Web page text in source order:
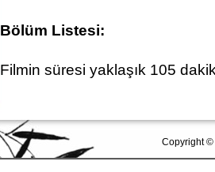
Bölüm Listesi:
Filmin süresi yaklaşık 105
Copyright ©